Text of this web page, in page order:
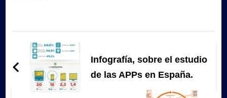
Navegación
de
entradas
Infografía, sobre el estudio
de las APPs en España.